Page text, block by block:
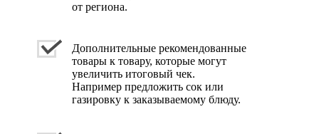
от региона.
Дополнительные рекомендованные
товары к товару, которые могут
увеличить итоговый чек.
Например предложить сок или
газировку к заказываемому блюду.